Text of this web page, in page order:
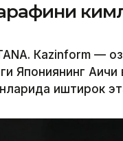
Кazinform —
Япониянинг
иштирок